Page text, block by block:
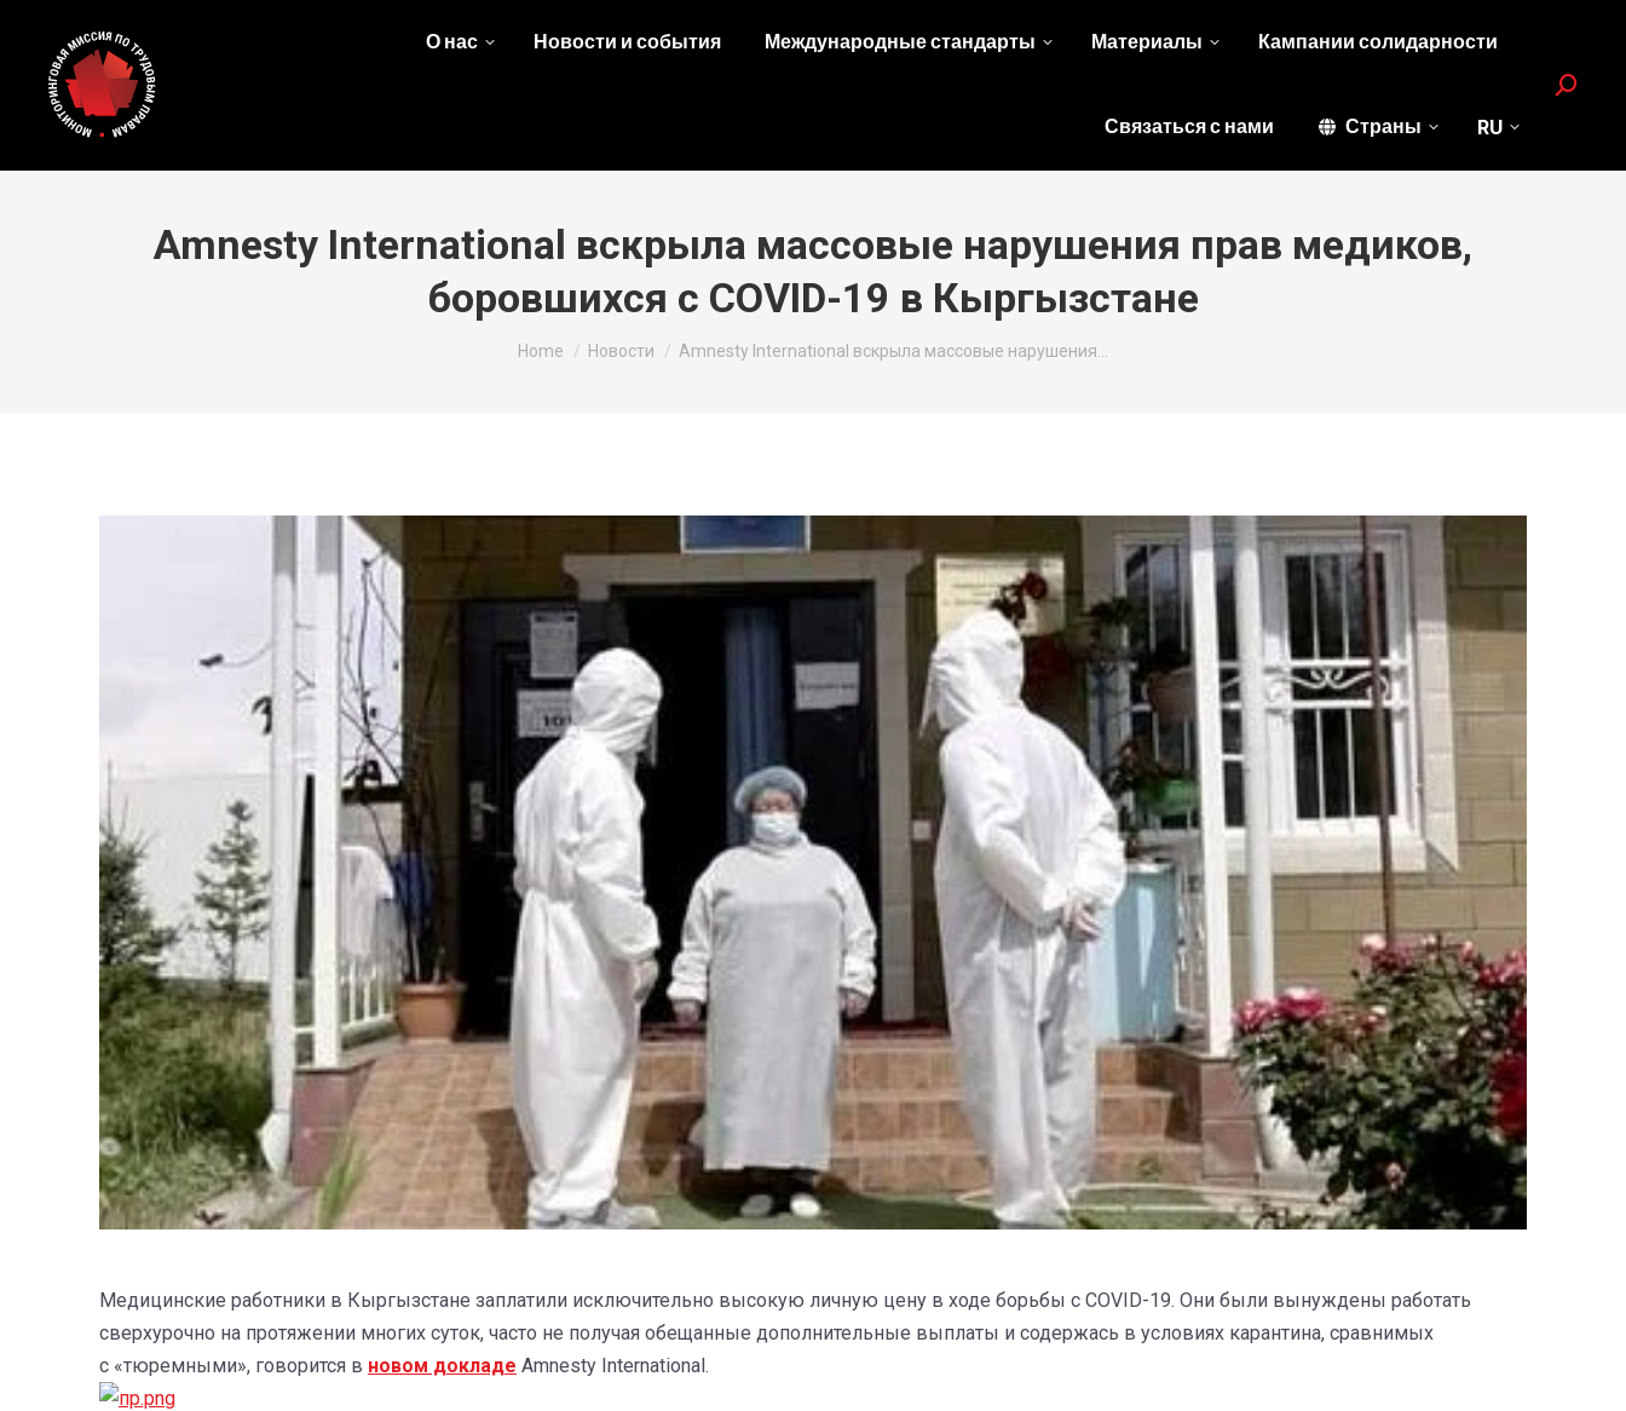
О нас Новости и события Международные стандарты Материалы Кампании солидарности
Связаться с нами Страны RU
Search:
Amnesty International вскрыла массовые нарушения прав медиков,
боровшихся с COVID-19 в Кыргызстане
You are here:
Home Новости Amnesty International вскрыла массовые нарушения…
Медицинские работники в Кыргызстане заплатили исключительно высокую личную цену в ходе борьбы с COVID-19. Они были вынуждены работать
сверхурочно на протяжении многих суток, часто не получая обещанные дополнительные выплаты и содержась в условиях карантина, сравнимых
с «тюремными», говорится в новом докладе Amnesty International.